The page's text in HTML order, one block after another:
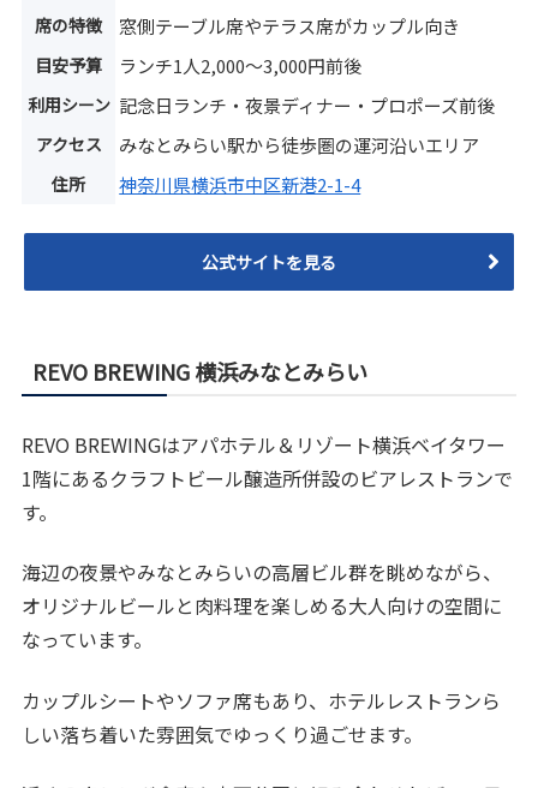
席の特徴 窓側テーブル席やテラス席がカップル向き
目安予算 ランチ1人2,000〜3,000円前後
利用シーン 記念日ランチ・夜景ディナー・プロポーズ前後
アクセス みなとみらい駅から徒歩圏の運河沿いエリア
住所 神奈川県横浜市中区新港2-1-4
公式サイトを見る
REVO BREWING 横浜みなとみらい
REVO BREWINGはアパホテル＆リゾート横浜ベイタワー
1階にあるクラフトビール醸造所併設のビアレストランで
す。
海辺の夜景やみなとみらいの高層ビル群を眺めながら、
オリジナルビールと肉料理を楽しめる大人向けの空間に
なっています。
カップルシートやソファ席もあり、ホテルレストランら
しい落ち着いた雰囲気でゆっくり過ごせます。